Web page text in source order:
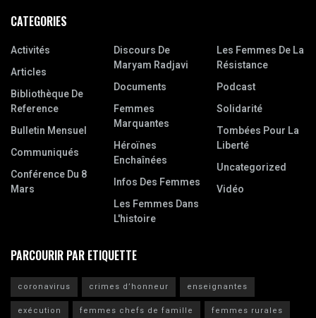
CATEGORIES
Activités
Articles
Bibliothèque De
Reference
Bulletin Mensuel
Communiqués
Conférence Du 8
Mars
Discours De
Maryam Radjavi
Documents
Femmes
Marquantes
Héroïnes
Enchaînées
Infos Des Femmes
Les Femmes Dans
L'histoire
Les Femmes De La
Résistance
Podcast
Solidarité
Tombées Pour La
Liberté
Uncategorized
Vidéo
PARCOURIR PAR ETIQUETTE
coronavirus crimes d’honneur
enseignantes
exécution
femmes chefs de famille
femmes rurales